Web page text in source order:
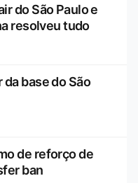
do São Paulo e
resolveu tudo
base do São
de reforço de
ban